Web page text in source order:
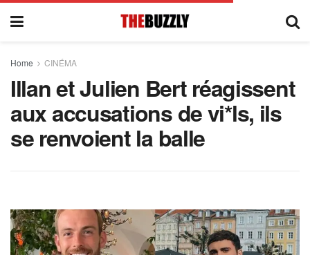
Home CINÉMA
Illan et Julien Bert réagissent
aux accusations de vi*ls, ils
se renvoient la balle